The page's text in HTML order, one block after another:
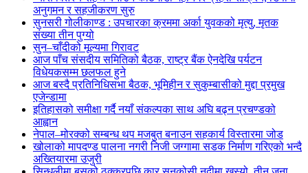
अनुगमन र सहजीकरण सुरु
सुनसरी गोलीकाण्ड : उपचारका क्रममा अर्का युवकको मृत्यु, मृतक
संख्या तीन पुग्यो
सुन–चाँदीको मूल्यमा गिरावट
आज पाँच संसदीय समितिको बैठक, राष्ट्र बैंक ऐनदेखि पर्यटन
विधेयकसम्म छलफल हुने
आज बस्दै प्रतिनिधिसभा बैठक, भूमिहीन र सुकुम्बासीको मुद्दा प्रमुख
एजेन्डामा
इतिहासको समीक्षा गर्दै नयाँ संकल्पका साथ अघि बढ्न प्रचण्डको
आह्वान
नेपाल–मोरक्को सम्बन्ध थप मजबुत बनाउन सहकार्य विस्तारमा जोड
खोलाको मापदण्ड पालना नगरी निजी जग्गामा सडक निर्माण गरिएको भन्दै
अख्तियारमा उजुरी